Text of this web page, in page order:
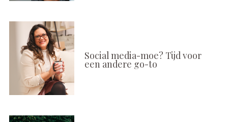
Social media-moe? Tijd voor
een andere go-to